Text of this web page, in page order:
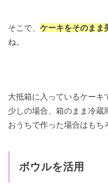
そこで、ケーキをそのまま
ね。
大抵箱に入っているケーキ
少しの場合、箱のまま冷蔵
おうちで作った場合はもち
ボウルを活用